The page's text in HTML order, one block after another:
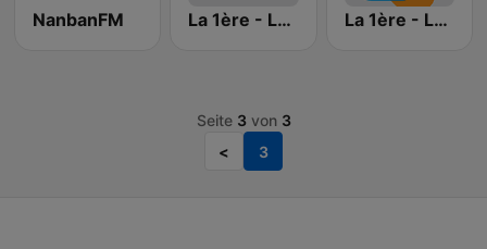
NanbanFM La 1ère - La presse La 1ère - Le Journal horaire
Seite 3von 3
<
3